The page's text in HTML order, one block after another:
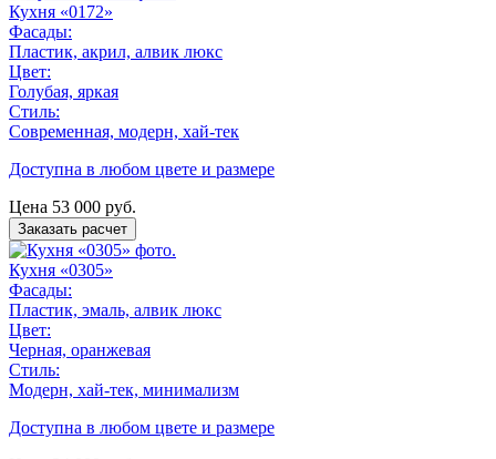
Кухня «0172»
Фасады:
Пластик, акрил, алвик люкс
Цвет:
Голубая, яркая
Стиль:
Современная, модерн, хай-тек
Доступна в любом цвете и размере
Цена 53 000 руб.
Заказать расчет
Кухня «0305»
Фасады:
Пластик, эмаль, алвик люкс
Цвет:
Черная, оранжевая
Стиль:
Модерн, хай-тек, минимализм
Доступна в любом цвете и размере